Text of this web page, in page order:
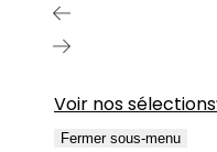
Voir nos sélections
Fermer sous-menu